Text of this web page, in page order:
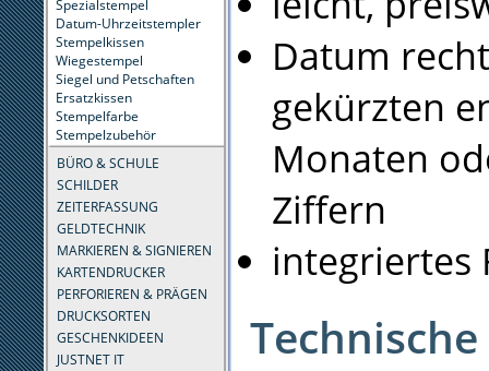
Spezialstempel
Datum-Uhrzeitstempler
Stempelkissen
Wiegestempel
Siegel und Petschaften
Ersatzkissen
Stempelfarbe
Stempelzubehör
BÜRO & SCHULE
SCHILDER
ZEITERFASSUNG
GELDTECHNIK
MARKIEREN & SIGNIEREN
KARTENDRUCKER
PERFORIEREN & PRÄGEN
DRUCKSORTEN
GESCHENKIDEEN
JUSTNET IT
Datum
gekürzten
Monaten
Ziffern
integriertes